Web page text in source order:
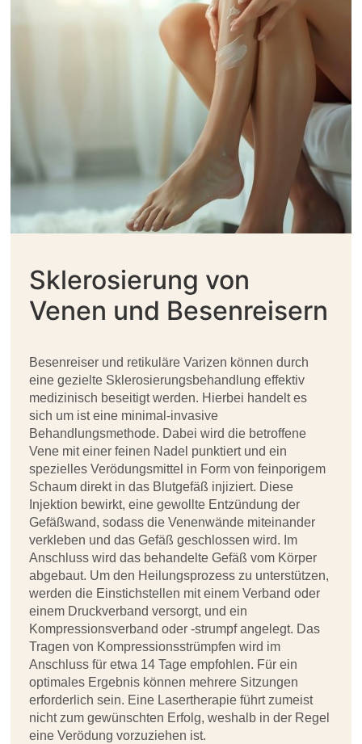
Sklerosierung von
Venen und Besenreisern
Besenreiser und retikuläre Varizen können durch
eine gezielte Sklerosierungsbehandlung effektiv
medizinisch beseitigt werden. Hierbei handelt es
sich um ist eine minimal-invasive
Behandlungsmethode. Dabei wird die betroffene
Vene mit einer feinen Nadel punktiert und ein
spezielles Verödungsmittel in Form von feinporigem
Schaum direkt in das Blutgefäß injiziert. Diese
Injektion bewirkt, eine gewollte Entzündung der
Gefäßwand, sodass die Venenwände miteinander
verkleben und das Gefäß geschlossen wird. Im
Anschluss wird das behandelte Gefäß vom Körper
abgebaut. Um den Heilungsprozess zu unterstützen,
werden die Einstichstellen mit einem Verband oder
einem Druckverband versorgt, und ein
Kompressionsverband oder -strumpf angelegt. Das
Tragen von Kompressionsstrümpfen wird im
Anschluss für etwa 14 Tage empfohlen. Für ein
optimales Ergebnis können mehrere Sitzungen
erforderlich sein. Eine Lasertherapie führt zumeist
nicht zum gewünschten Erfolg, weshalb in der Regel
eine Verödung vorzuziehen ist.